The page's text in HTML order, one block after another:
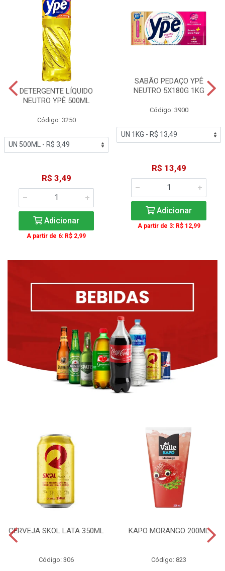
DETERGENTE LÍQUIDO
NEUTRO YPÊ 500ML
Código: 3250
R$ 3,49
Adicionar
A partir de 6: R$ 2,99
SABÃO PEDAÇO YPÊ
NEUTRO 5X180G 1KG
Código: 3900
R$ 13,49
Adicionar
A partir de 3: R$ 12,99
CERVEJA SKOL LATA 350ML
Código: 306
KAPO MORANGO 200ML
Código: 823